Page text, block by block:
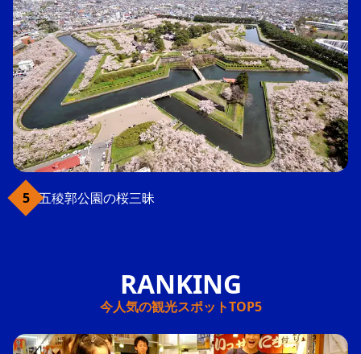
五稜郭公園の桜三昧
今人気の観光スポットTOP5